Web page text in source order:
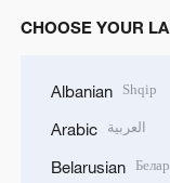
CHOOSE YOUR
Albanian Shqip
Arabic العربية
Belarusian